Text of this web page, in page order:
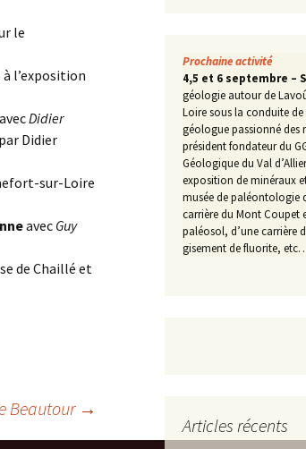
le
l’exposition
avecDidier
Didier
sur-Loire
avec Guy
de Chaillé et
Beautour →
Prochaine activité
4,5 et 6 septembre –
géologie autour de
Loire sous la conduite de
géologue passionné des
président fondateur du
Géologique du Val
exposition de minéraux
musée de paléontologie
carrière du Mont Coupet
paléosol, d’une carrière
gisement de fluorite,
Articles récents